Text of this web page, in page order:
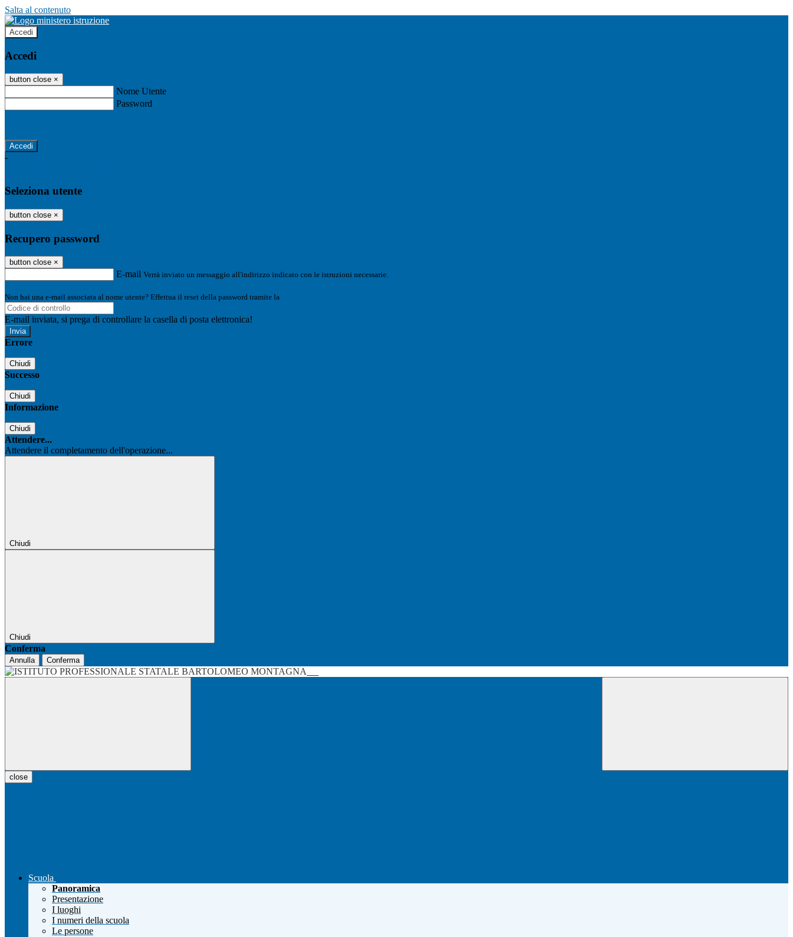
Salta al contenuto
Accedi
Accedi
button close ×
Nome Utente
Password
-
Seleziona utente
button close ×
Recupero password
button close ×
E-mail Verrà inviato un messaggio all'indirizzo indicato con le istruzioni necessarie.
Non hai una e-mail associata al nome utente? Effettua il reset della password tramite la
E-mail inviata, si prega di controllare la casella di posta elettronica!
Errore
Chiudi
Successo
Chiudi
Informazione
Chiudi
Attendere...
Attendere il completamento dell'operazione...
Chiudi
Chiudi
Conferma
Annulla Conferma
close
Scuola
Panoramica
Presentazione
I luoghi
I numeri della scuola
Le persone